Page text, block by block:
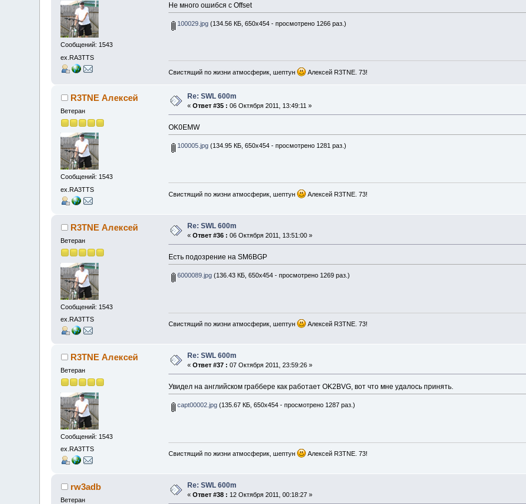
Сообщений: 1543
ex.RA3TTS
Не много ошибся с Offset
100029.jpg (134.56 КБ, 650x454 - просмотрено 1266 раз.)
Свистящий по жизни атмосферик, шептун Алексей R3TNE. 73!
R3TNE Алексей
Ветеран
Сообщений: 1543
ex.RA3TTS
Re: SWL 600m
«Ответ #35 : 06 Октября 2011, 13:49:11 »
OK0EMW
100005.jpg (134.95 КБ, 650x454 - просмотрено 1281 раз.)
Свистящий по жизни атмосферик, шептун Алексей R3TNE. 73!
R3TNE Алексей
Ветеран
Сообщений: 1543
ex.RA3TTS
Re: SWL 600m
«Ответ #36 : 06 Октября 2011, 13:51:00 »
Есть подозрение на SM6BGP
6000089.jpg (136.43 КБ, 650x454 - просмотрено 1269 раз.)
Свистящий по жизни атмосферик, шептун Алексей R3TNE. 73!
R3TNE Алексей
Ветеран
Сообщений: 1543
ex.RA3TTS
Re: SWL 600m
«Ответ #37 : 07 Октября 2011, 23:59:26 »
Увидел на английском граббере как работает OK2BVG, вот что мне удалось принять.
capt00002.jpg (135.67 КБ, 650x454 - просмотрено 1287 раз.)
Свистящий по жизни атмосферик, шептун Алексей R3TNE. 73!
rw3adb
Ветеран
Re: SWL 600m
«Ответ #38 : 12 Октября 2011, 00:18:27 »